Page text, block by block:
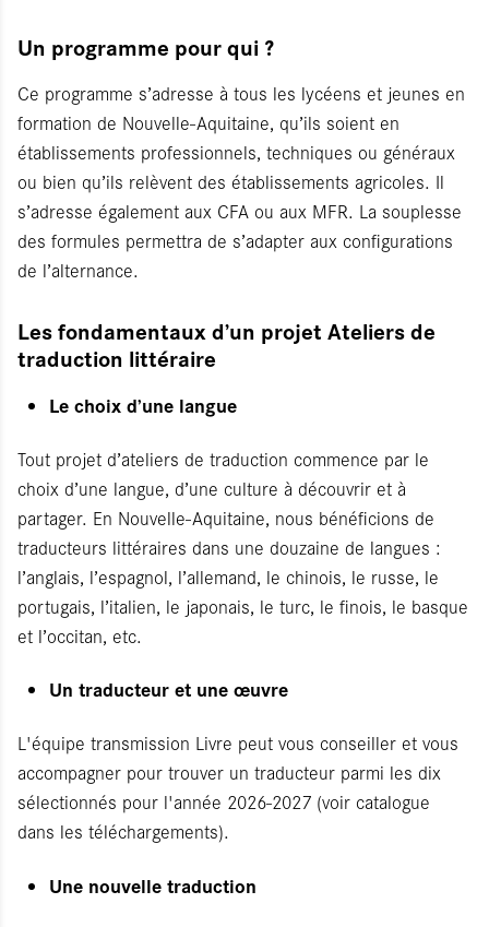
Un programme pour qui ?
Ce programme s’adresse à tous les lycéens et jeunes en
formation de Nouvelle-Aquitaine, qu’ils soient en
établissements professionnels, techniques ou généraux
ou bien qu’ils relèvent des établissements agricoles. Il
s’adresse également aux CFA ou aux MFR. La souplesse
des formules permettra de s’adapter aux configurations
de l’alternance.
Les fondamentaux d’un projet Ateliers de
traduction littéraire
Le choix d’une langue
Tout projet d’ateliers de traduction commence par le
choix d’une langue, d’une culture à découvrir et à
partager. En Nouvelle-Aquitaine, nous bénéficions de
traducteurs littéraires dans une douzaine de langues :
l’anglais, l’espagnol, l’allemand, le chinois, le russe, le
portugais, l’italien, le japonais, le turc, le finois, le basque
et l’occitan, etc.
Un traducteur et une œuvre
L'équipe transmission Livre peut vous conseiller et vous
accompagner pour trouver un traducteur parmi les dix
sélectionnés pour l'année 2026-2027 (voir catalogue
dans les téléchargements).
Une nouvelle traduction